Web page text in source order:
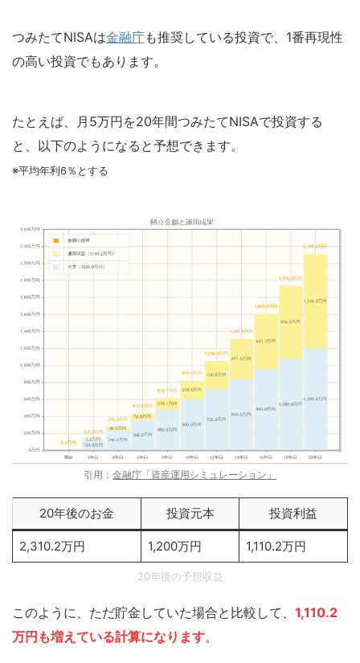
つみたてNISAは金融庁も推奨している投資で、1番再現性
の高い投資でもあります。
たとえば、月5万円を20年間つみたてNISAで投資する
と、以下のようになると予想できます。
※平均年利6％とする
引用： 金融庁「資産運用シミュレーション」
20年後のお金 投資元本 投資利益
2,310.2万円 1,200万円 1,110.2万円
20年後の予想収益
このように、ただ貯金していた場合と比較して、 1,110.2
万円も増えている計算になります。